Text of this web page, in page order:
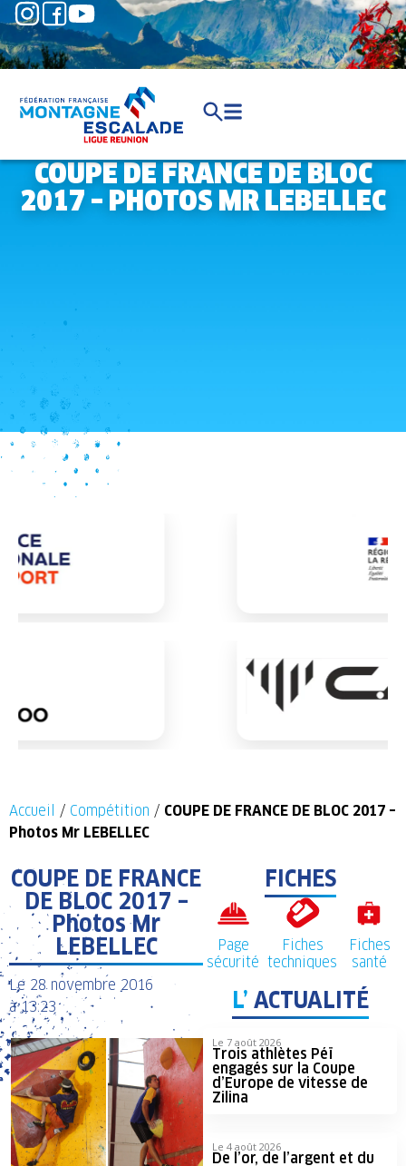
COUPE DE FRANCE DE BLOC
2017 – PHOTOS MR LEBELLEC
Accueil / Compétition / COUPE DE FRANCE DE BLOC 2017 –
Photos Mr LEBELLEC
COUPE DE FRANCE
DE BLOC 2017 –
Photos Mr
LEBELLEC
Le 28 novembre 2016
à 13:23
FICHES
Page
sécurité
Fiches
techniques
Fiches
santé
L’ ACTUALITÉ
Le 7 août 2026
Trois athlètes Péï
engagés sur la Coupe
d’Europe de vitesse de
Zilina
Le 4 août 2026
De l’or, de l’argent et du